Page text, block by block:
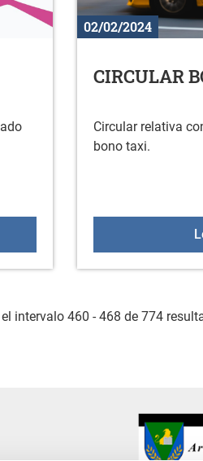
2024
02/02/2024
CIRCULAR
Circular relativa
bono taxi.
intervalo 460 - 468 de 774